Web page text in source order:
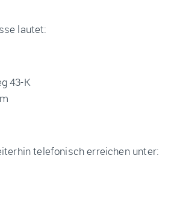
lautet:
43-K
telefonisch erreichen unter: